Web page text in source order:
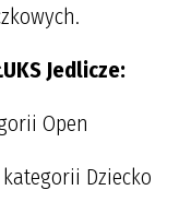
Jedlicze:
Open
Dziecko